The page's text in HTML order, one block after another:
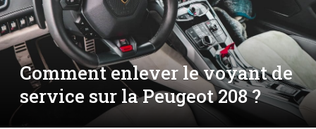
Comment enlever le voyant de
service sur la Peugeot 208 ?